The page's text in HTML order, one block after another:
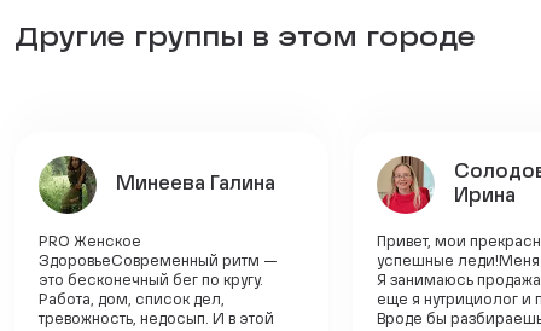
Другие группы в этом городе
Минеева Галина
PRO Женское
ЗдоровьеСовременный ритм —
это бесконечный бег по кругу.
Работа, дом, список дел,
тревожность, недосып. И в этой
Ирина
Привет, мои
успешные леди!Меня
Я занимаюсь
еще я нутрициолог и
Вроде бы